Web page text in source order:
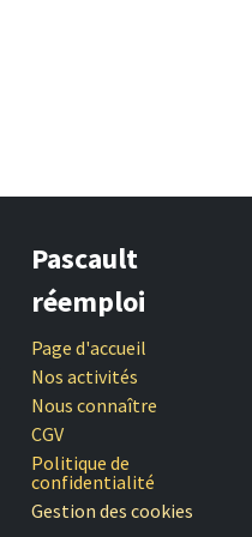
Pascault
réemploi
Page d'accueil
Nos activités
Nous connaître
CGV
Politique de
confidentialité
Gestion des cookies